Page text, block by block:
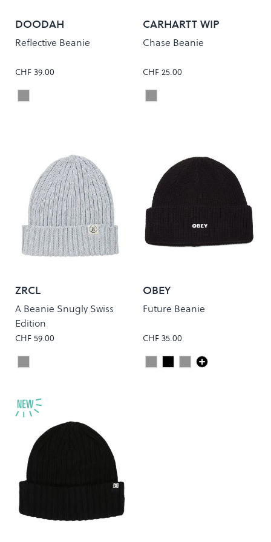
DOODAH
Reflective Beanie
CHF 39.00
Colour
Heather Grey
CARHARTT WIP
Chase Beanie
CHF 25.00
Colour
Grey Heather/Gold
ZRCL
A Beanie Snugly Swiss
Edition
CHF 59.00
Colour
Silver Shine
OBEY
Future Beanie
CHF 35.00
Colour
Heather Grey
BlackSILVER GREY